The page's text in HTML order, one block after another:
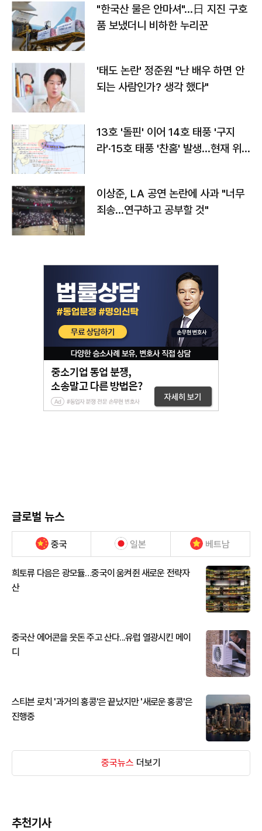
"한국산 물은 안마셔"…日 지진 구호
품 보냈더니 비하한 누리꾼
'태도 논란' 정준원 "난 배우 하면 안
되는 사람인가? 생각 했다"
13호 '돌핀' 이어 14호 태풍 '구지
라'·15호 태풍 '찬홈' 발생…현재 위
이상준, LA 공연 논란에 사과 "너무
죄송…연구하고 공부할 것"
글로벌 뉴스
중국 일본 베트남
희토류 다음은 광모듈…중국이 움켜쥔 새로운 전략자
산
중국산 에어콘을 웃돈 주고 산다...유럽 열광시킨 메이
디
스티븐 로치 '과거의 홍콩'은 끝났지만 '새로운 홍콩'은
진행중
중국뉴스 더보기
추천기사